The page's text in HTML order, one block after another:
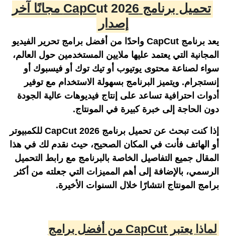
تحميل برنامج CapCut 2026 مجانًا آخر
إصدار
يعد برنامج CapCut واحدًا من أفضل برامج تحرير الفيديو
المجانية التي يعتمد عليها ملايين المستخدمين حول العالم،
سواء لصناعة محتوى يوتيوب أو تيك توك أو فيسبوك أو
إنستجرام. ويتميز البرنامج بسهولة الاستخدام مع توفير
أدوات احترافية تساعد على إنتاج فيديوهات عالية الجودة
دون الحاجة إلى خبرة كبيرة في المونتاج.
إذا كنت تبحث عن تحميل برنامج CapCut 2026 للكمبيوتر
أو الهاتف فأنت في المكان الصحيح، حيث نقدم لك في هذا
المقال جميع التفاصيل الخاصة بالبرنامج مع رابط التحميل
الرسمي، بالإضافة إلى أهم المميزات التي جعلته من أكثر
برامج المونتاج انتشارًا خلال السنوات الأخيرة.
لماذا يعتبر CapCut من أفضل برامج